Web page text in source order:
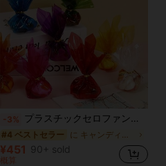
-3% プラスチックセロファンラップシート 80/120枚 ツイストタイ付き 7.48x7.48インチ 透明色 ラッピングペーパー キャンディ、お菓子、ギフト用
#4 ベストセラー
¥451 90+ sold
概算